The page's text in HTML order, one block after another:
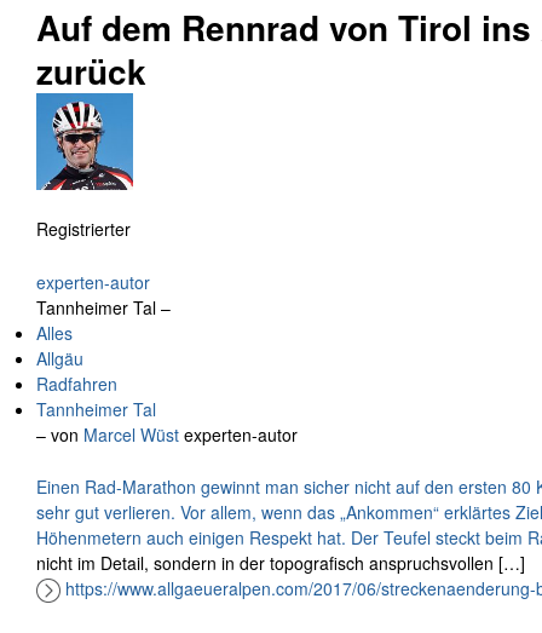
Auf dem Rennrad von Tirol
zurück
Registrierter
experten-autor
Tannheimer Tal –
Alles
Allgäu
Radfahren
Tannheimer Tal
– von Marcel Wüst experten-autor
Einen Rad-Marathon gewinnt man sicher nicht auf den ersten
sehr gut verlieren. Vor allem, wenn das „Ankommen“ erklärtes
Höhenmetern auch einigen Respekt hat. Der Teufel steckt beim
nicht im Detail, sondern in der topografisch anspruchsvollen […]
https://www.allgaeueralpen.com/2017/06/